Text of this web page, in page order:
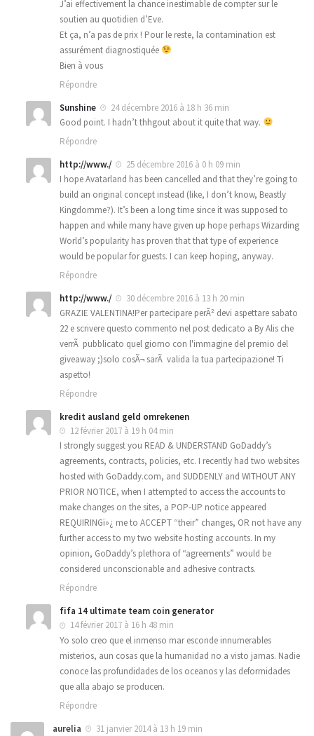
J’ai effectivement la chance inestimable de compter sur le
soutien au quotidien d’Eve.
Et ça, n’a pas de prix ! Pour le reste, la contamination est
assurément diagnostiquée
Bien à vous
Répondre
Sunshine
24 décembre 2016 à 18 h 36 min
Good point. I hadn’t thhgout about it quite that way.
Répondre
http://www./
25 décembre 2016 à 0 h 09 min
I hope Avatarland has been cancelled and that they’re going to
build an original concept instead (like, I don’t know, Beastly
Kingdomme?). It’s been a long time since it was supposed to
happen and while many have given up hope perhaps Wizarding
World’s popularity has proven that that type of experience
would be popular for guests. I can keep hoping, anyway.
Répondre
http://www./
30 décembre 2016 à 13 h 20 min
GRAZIE VALENTINA!Per partecipare perÃ² devi aspettare sabato
22 e scrivere questo commento nel post dedicato a By Alis che
verrÃ pubblicato quel giorno con l'immagine del premio del
giveaway ;)solo cosÃ¬ sarÃ valida la tua partecipazione! Ti
aspetto!
Répondre
kredit ausland geld omrekenen
12 février 2017 à 19 h 04 min
I strongly suggest you READ & UNDERSTAND GoDaddy’s
agreements, contracts, policies, etc. I recently had two websites
hosted with GoDaddy.com, and SUDDENLY and WITHOUT ANY
PRIOR NOTICE, when I attempted to access the accounts to
make changes on the sites, a POP-UP notice appeared
REQUIRINGï»¿ me to ACCEPT “their” changes, OR not have any
further access to my two website hosting accounts. In my
opinion, GoDaddy’s plethora of “agreements” would be
considered unconscionable and adhesive contracts.
Répondre
fifa 14 ultimate team coin generator
14 février 2017 à 16 h 48 min
Yo solo creo que el inmenso mar esconde innumerables
misterios, aun cosas que la humanidad no a visto jamas. Nadie
conoce las profundidades de los oceanos y las deformidades
que alla abajo se producen.
Répondre
aurelia
31 janvier 2014 à 13 h 19 min